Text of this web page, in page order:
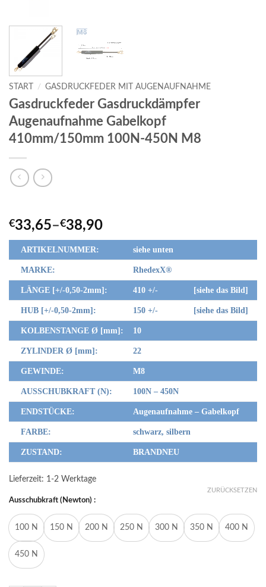
START / GASDRUCKFEDER MIT AUGENAUFNAHME
Gasdruckfeder Gasdruckdämpfer
Augenaufnahme Gabelkopf
410mm/150mm 100N-450N M8
€33,65–€38,90
ARTIKELNUMMER: siehe unten
MARKE: RhedexX®
LÄNGE [+/-0,50-2mm]: 410 +/- [siehe das Bild]
HUB [+/-0,50-2mm]: 150 +/- [siehe das Bild]
KOLBENSTANGE Ø [mm]: 10
ZYLINDER Ø [mm]: 22
GEWINDE: M8
AUSSCHUBKRAFT (N): 100N – 450N
ENDSTÜCKE: Augenaufnahme – Gabelkopf
FARBE: schwarz, silbern
ZUSTAND: BRANDNEU
Lieferzeit: 1-2 Werktage
Ausschubkraft (Newton) :
100 N 150 N 200 N 250 N 300 N 350 N 400 N
450 N
ZURÜCKSETZEN